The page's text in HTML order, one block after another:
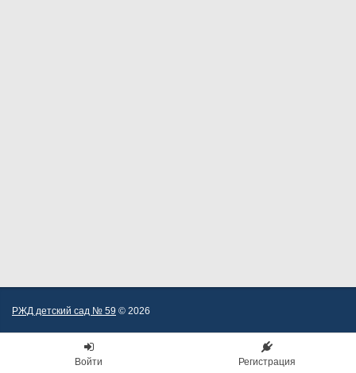
РЖД детский сад № 59 © 2026
Войти Регистрация